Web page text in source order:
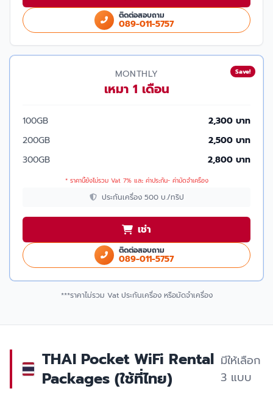
ติดต่อสอบถาม
089-011-5757
Save!
MONTHLY
เหมา 1 เดือน
100GB
2,300 บาท
200GB
2,500 บาท
300GB
2,800 บาท
* ราคานี้ยังไม่รวม Vat 7% และ ค่าประกัน- ค่ามัดจำเครื่อง
ประกันเครื่อง 500 บ./ทริป
เช่า
ติดต่อสอบถาม
089-011-5757
***ราคาไม่รวม Vat ประกันเครื่อง หรือมัดจำเครื่อง
THAI Pocket WiFi Rental
Packages (ใช้ที่ไทย)
มีให้เลือก
3 แบบ